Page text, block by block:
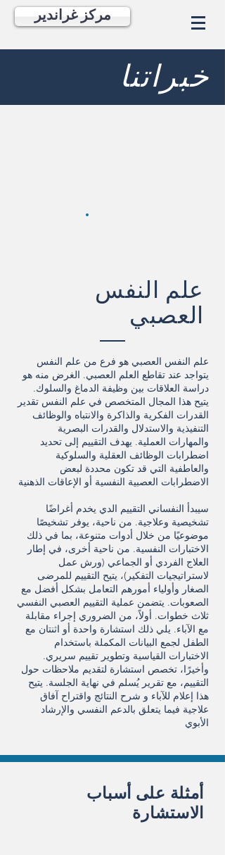
مركز غراندير
خبراتنا
علم النفس
العصبي
علم النفس العصبي هو فرع من علم النفس
يتواجد عند تقاطع العلم العصبي. الغرض منه هو
دراسة العلاقات بين وظيفة الدماغ والسلوك.
يتيح هذا المجال المتخصص في علم النفس تقدير
القدرات الفكرية والذاكرة والانتباه والوظائف
التنفيذية والاستدلال والقدرات البصرية
والمهارات العملية. يهدف التقييم إلى تحديد
اضطرابات الوظائف العقلية والسلوكية
والعاطفية التي قد تكون محددة لبعض
الاضطرابات العصبية النفسية أو الإعاقات الذهنية
تشخيصية وعلاجية. من ناحية، يوفر تشخيصًا
موضوعيًا من خلال أدوات متنوعة، بما في ذلك
الاختبارات النفسية. من ناحية أخرى، في إطار
العلاج الفردي أو الجماعي (ورش عمل
لاستراتيجيات التفكير)، يتيح التقييم للمرضى
الصغار وأولياء أمورهم التعامل بشكل أفضل مع
الصعوبات. يتضمن عملية التقييم العصبي النفسي
ثلاث خطوات. أولاً، من الضروري إجراء مقابلة
مع الآباء. يلي ذلك استشارة واحدة أو اثنتان مع
الطفل لجمع البيانات المكملة باستخدام
الاختبارات القياسية وتطوير تقييم سريري.
وأخيرًا، تخصص استشارة لتقديم ملاحظات حول
التقييم، مع تقرير يُسلم في نهاية الجلسة. يتيح
هذا إعلام للآباء و شرح النتائج واقتراح آفاق
علاجية فيما يتعلق بالدعم النفسي والإرشاد
الأبوي
أمثلة على أسباب
الاستشارة